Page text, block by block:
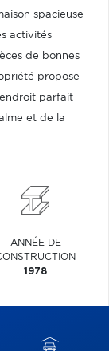
spacieuse
activités
de bonnes
propose
parfait
et de la
ANNÉE DE
1978